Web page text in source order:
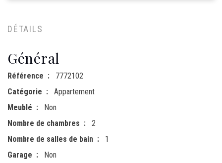
DÉTAILS
Général
Référence
7772102
Catégorie
Appartement
Meublé
Non
Nombre de chambres
2
Nombre de salles de bain
1
Garage
Non